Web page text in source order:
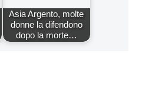
Asia Argento, molte
donne la difendono
dopo la morte…